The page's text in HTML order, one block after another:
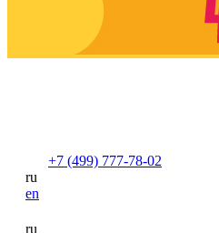
+7 (499) 777-78-02
ru
en
ru